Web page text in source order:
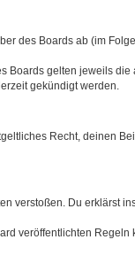
des Boards ab (im
Boards gelten jeweils
gekündigt werden.
Recht, deinen
verstoßen. Du erklärst
veröffentlichten